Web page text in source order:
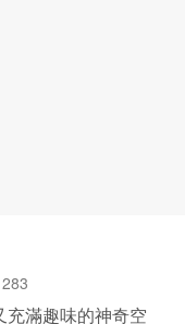
滿趣味的神奇空